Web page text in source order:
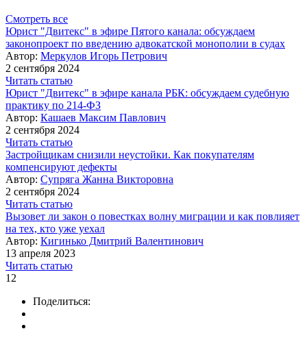
Смотреть все
Юрист "Двитекс" в эфире Пятого канала: обсуждаем
законопроект по введению адвокатской монополии в судах
Автор: Меркулов Игорь Петрович
2 сентября 2024
Читать статью
Юрист "Двитекс" в эфире канала РБК: обсуждаем судебную
практику по 214-ФЗ
Автор: Кашаев Максим Павлович
2 сентября 2024
Читать статью
Застройщикам снизили неустойки. Как покупателям
компенсируют дефекты
Автор: Супряга Жанна Викторовна
2 сентября 2024
Читать статью
Вызовет ли закон о повестках волну миграции и как повлияет
на тех, кто уже уехал
Автор: Кигинько Дмитрий Валентинович
13 апреля 2023
Читать статью
12
Поделиться: